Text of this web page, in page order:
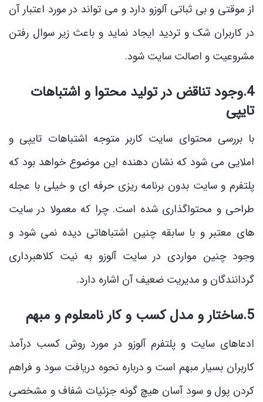
از موقتی و بی ثباتی آلوزو دارد و می تواند در مورد اعتبار آن
در کاربران شک و تردید ایجاد نماید و باعث زیر سوال رفتن
مشروعیت و اصالت سایت شود.
4.وجود تناقض در تولید محتوا و اشتباهات
تایپی
با بررسی محتوای سایت کاربر متوجه اشتباهات تایپی و
املایی می شود که نشان دهنده این موضوع خواهد بود که
پلتفرم و سایت بدون برنامه ریزی حرفه ای و خیلی با عجله
طراحی و محتواگذاری شده است. چرا که معمولا در سایت
های معتبر و با سابقه چنین اشتباهاتی دیده نمی شود و
وجود چنین مواردی در سایت آلوزو به نیت کلاهبرداری
گردانندگان و مدیریت ضعیف آن اشاره دارد.
5.ساختار و مدل کسب و کار نامعلوم و مبهم
ادعاهای سایت و پلتفرم آلوزو در مورد روش کسب درآمد
کاربران بسیار مبهم است و درباره نحوه دریافت سود و فراهم
کردن پول و سود آسان هیچ گونه جزئیات شفاف و مشخصی